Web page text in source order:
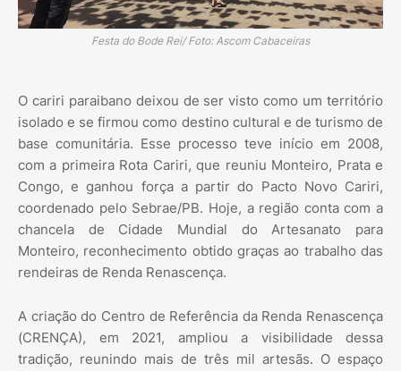
Festa do Bode Rei/ Foto: Ascom Cabaceiras
O cariri paraibano deixou de ser visto como um território
isolado e se firmou como destino cultural e de turismo de
base comunitária. Esse processo teve início em 2008,
com a primeira Rota Cariri, que reuniu Monteiro, Prata e
Congo, e ganhou força a partir do Pacto Novo Cariri,
coordenado pelo Sebrae/PB. Hoje, a região conta com a
chancela de Cidade Mundial do Artesanato para
Monteiro, reconhecimento obtido graças ao trabalho das
rendeiras de Renda Renascença.
A criação do Centro de Referência da Renda Renascença
(CRENÇA), em 2021, ampliou a visibilidade dessa
tradição, reunindo mais de três mil artesãs. O espaço